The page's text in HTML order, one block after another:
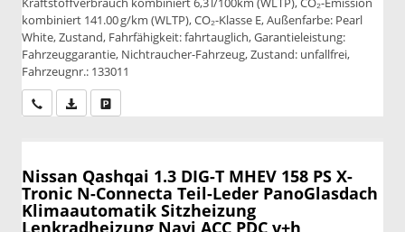
kombiniert 141.00 g/km (WLTP), CO₂-Klasse E, Außenfarbe: Pearl
White, Zustand, Fahrfähigkeit: fahrtauglich, Garantieleistung:
Fahrzeuggarantie, Nichtraucher-Fahrzeug, Zustand: unfallfrei,
Fahrzeugnr.: 133011
Wir rufen Sie anPDF-Datei, Fahrzeugexposé drucken
Nissan Qashqai 1.3 DIG-T MHEV 158 PS X-
Tronic N-Connecta Teil-Leder PanoGlasdach
Klimaautomatik Sitzheizung